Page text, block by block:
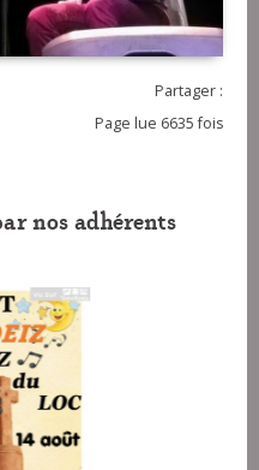
Partager :
Page lue 6635 fois
nos adhérents